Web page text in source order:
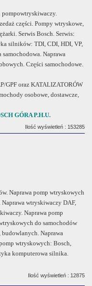
części. Pompy wtryskowe,
Serwis Bosch. Serwis:
silników: TDI, CDI, HDI, VP,
Naprawa
Części samochodowe.
GPF oraz KATALIZATORÓW
osobowe, dostawcze,
GÓRA P.H.U.
Ilość wyświetleń : 153285
Naprawa pomp wtryskowych
wtryskiwaczy DAF,
Naprawa pomp
do samochodów
Naprawa
wtryskowych: Bosch,
komputerowa silnika.
Ilość wyświetleń : 12875